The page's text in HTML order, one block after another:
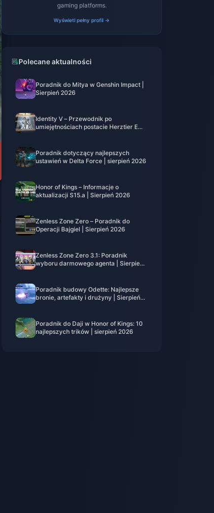
gaming platforms.
Wyświetl pełny profil →
Polecane aktualności
Poradnik do Mitya w Genshin Impact |
Sierpień 2026
Identity V – Przewodnik po
umiejętnościach postacie Herztier Emil
Poradnik dotyczący najlepszych
ustawień w Delta Force | sierpień 2026
Honor of Kings – Informacje o
aktualizacji S15.a | Sierpień 2026
Zenless Zone Zero – Poradnik do
Operacji Bajgiel | Sierpień 2026
Zenless Zone Zero 3.1: Poradnik
wyboru darmowego agenta | Sierpień
Poradnik budowy Odette: Najlepsze
bronie, artefakty i drużyny | Sierpień
Poradnik do Daji w Honor of Kings: 10
najlepszych trików | sierpień 2026